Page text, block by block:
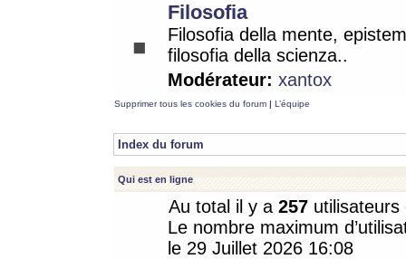
Filosofia
Filosofia della mente,
filosofia della scienza..
Modérateur: xantox
Supprimer tous les cookies du forum | L’équipe
Index du forum
Qui est en ligne
Au total il y a 257
Le nombre maximum
le 29 Juillet 2026 16:08